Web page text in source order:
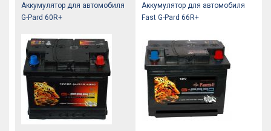
Аккумулятор для автомобиля
G-Pard 60R+
Аккумулятор для автомобиля
Fast G-Pard 66R+